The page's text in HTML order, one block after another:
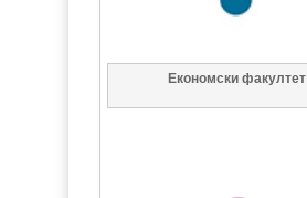
Економски факултет